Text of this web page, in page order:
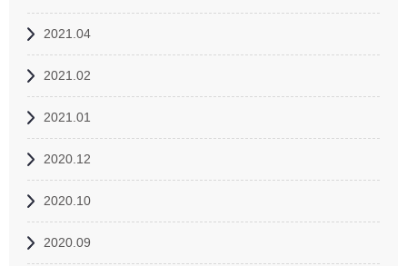
2021.04
2021.02
2021.01
2020.12
2020.10
2020.09